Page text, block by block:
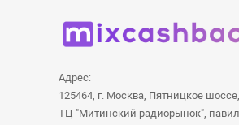
Адрес:
125464, г. Москва, Пятницкое
ТЦ "Митинский радиорынок",